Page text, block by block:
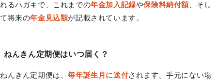
れるハガキで、これまでの年金加入記録や保険料納付額 、そし
て将来の年金見込額が記載されています。
ねんきん定期便はいつ届く？
ねんきん定期便は、毎年誕生月に送付されます。手元にない場